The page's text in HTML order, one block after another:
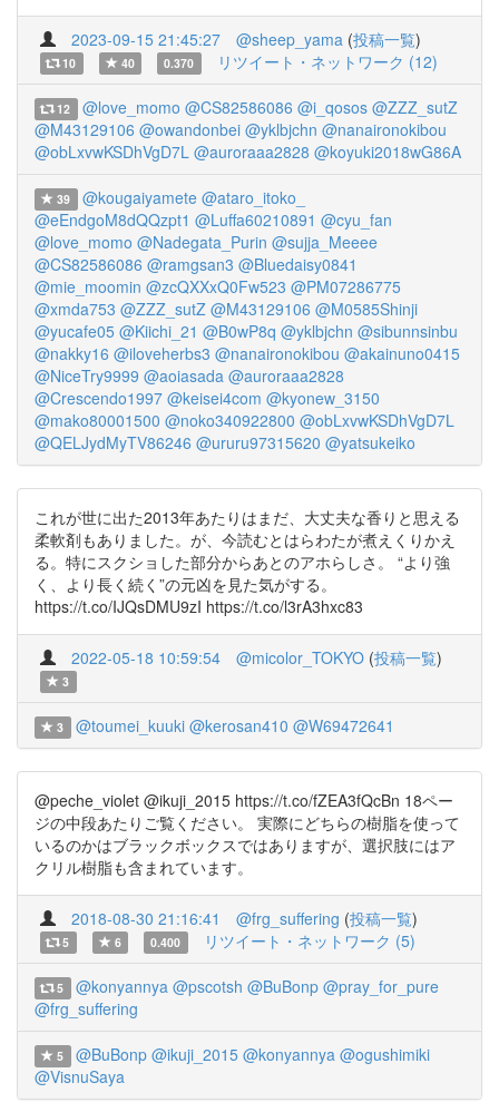
2023-09-15 21:45:27 @sheep_yama (投稿一覧)
10 40 0.370 リツイート・ネットワーク (12)
12 @love_momo @CS82586086 @i_qosos @ZZZ_sutZ
@M43129106 @owandonbei @yklbjchn @nanaironokibou
@obLxvwKSDhVgD7L @auroraaa2828 @koyuki2018wG86A
39 @kougaiyamete @ataro_itoko_
@eEndgoM8dQQzpt1 @Luffa60210891 @cyu_fan
@love_momo @Nadegata_Purin @sujja_Meeee
@CS82586086 @ramgsan3 @Bluedaisy0841
@mie_moomin @zcQXXxQ0Fw523 @PM07286775
@xmda753 @ZZZ_sutZ @M43129106 @M0585Shinji
@yucafe05 @Kiichi_21 @B0wP8q @yklbjchn @sibunnsinbu
@nakky16 @iloveherbs3 @nanaironokibou @akainuno0415
@NiceTry9999 @aoiasada @auroraaa2828
@Crescendo1997 @keisei4com @kyonew_3150
@mako80001500 @noko340922800 @obLxvwKSDhVgD7L
@QELJydMyTV86246 @ururu97315620 @yatsukeiko
これが世に出た2013年あたりはまだ、大丈夫な香りと思える
柔軟剤もありました。が、今読むとはらわたが煮えくりかえ
る。特にスクショした部分からあとのアホらしさ。 “より強
く、より長く続く”の元凶を見た気がする。
https://t.co/IJQsDMU9zI https://t.co/l3rA3hxc83
2022-05-18 10:59:54 @micolor_TOKYO (投稿一覧)
3
3 @toumei_kuuki @kerosan410 @W69472641
@peche_violet @ikuji_2015 https://t.co/fZEA3fQcBn 18ペー
ジの中段あたりご覧ください。 実際にどちらの樹脂を使って
いるのかはブラックボックスではありますが、選択肢にはア
クリル樹脂も含まれています。
2018-08-30 21:16:41 @frg_suffering (投稿一覧)
5 6 0.400 リツイート・ネットワーク (5)
5 @konyannya @pscotsh @BuBonp @pray_for_pure
@frg_suffering
5 @BuBonp @ikuji_2015 @konyannya @ogushimiki
@VisnuSaya